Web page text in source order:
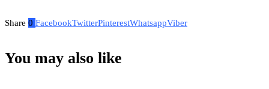
Share 0 FacebookTwitterPinterestWhatsappViber
You may also like